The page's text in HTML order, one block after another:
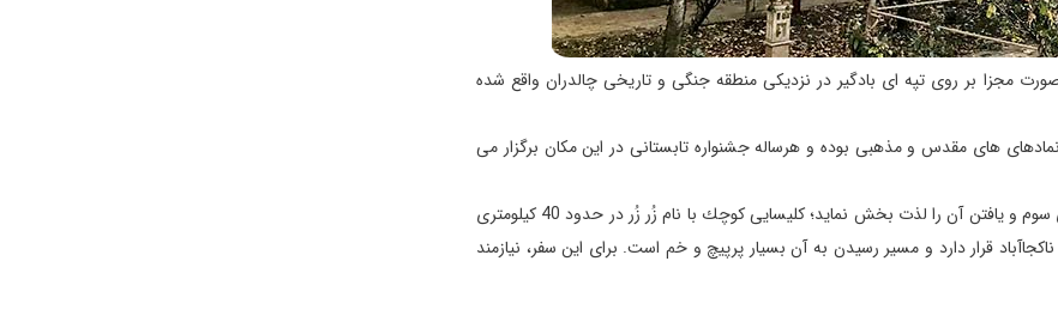
مجزا بر روی تپه ای بادگیر در نزدیكی منطقه جنگی و تاریخی چالدران واقع شده
های مقدس و مذهبی بوده و هرساله جشنواره تابستانی در این مكان برگزار می
داشتن احساس شجاعت و بی باكی می تواند حركت به سمت كلیسای سوم و یافتن آن را لذت بخش نماید؛ ‌كلیسایی كوچك با نام زُر زُر در حدود 40 كیلومتری
قرار دارد و مسیر رسیدن به آن بسیار پرپیچ و خم است. برای این سفر، نیازمند